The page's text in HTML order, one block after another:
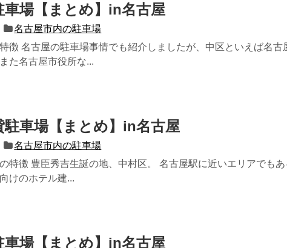
車場【まとめ】in名古屋
名古屋市内の駐車場
徴 名古屋の駐車場事情でも紹介しましたが、中区といえば名
た名古屋市役所な...
駐車場【まとめ】in名古屋
名古屋市内の駐車場
特徴 豊臣秀吉生誕の地、中村区。 名古屋駅に近いエリアでも
けのホテル建...
車場【まとめ】in名古屋